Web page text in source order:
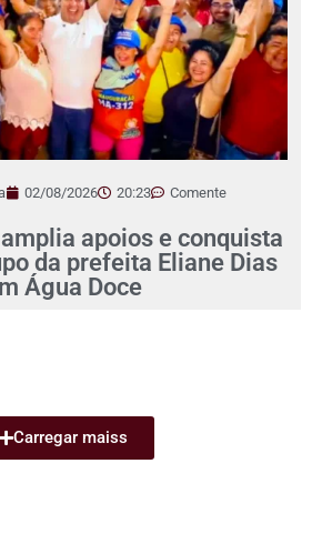
02/08/2026 20:23 Comente
apoios e conquista
da prefeita Eliane Dias
Água Doce
Carregar maiss